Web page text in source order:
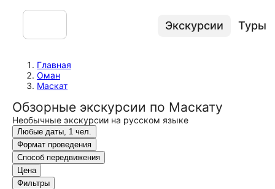
Экскурсии Туры
Главная
Оман
Маскат
Обзорные экскурсии по Маскату
Необычные экскурсии на русском языке
Любые даты, 1 чел.
Формат проведения
Способ передвижения
Цена
Фильтры